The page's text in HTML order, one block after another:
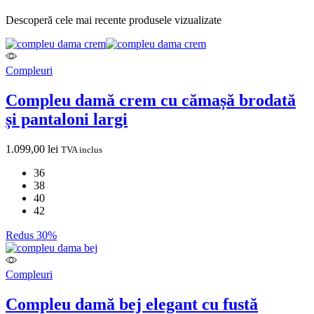
Descoperă cele mai recente produsele vizualizate
Compleuri
Compleu damă crem cu cămașă brodată
și pantaloni largi
1.099,00 lei TVA inclus
36
38
40
42
Redus 30%
Compleuri
Compleu damă bej elegant cu fustă